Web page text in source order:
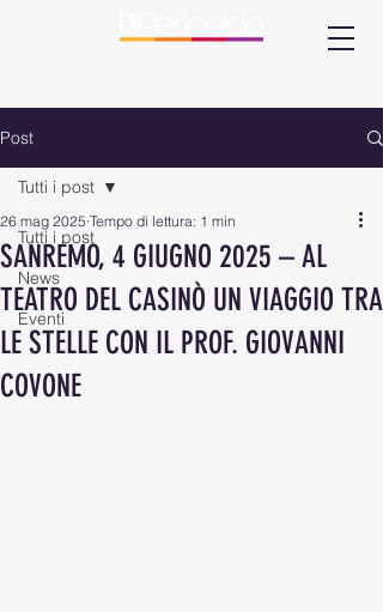
Post
Tutti i post
News
Eventi
Tutti i post
SANREMO, 4 GIUGNO 2025 – AL
TEATRO DEL CASINÒ UN VIAGGIO TRA
LE STELLE CON IL PROF. GIOVANNI
COVONE
26 mag 2025 Tempo di lettura: 1 min